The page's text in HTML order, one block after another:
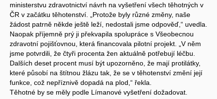
ministerstvu zdravotnictví návrh na vyšetření všech těhotných v
ČR v začátku těhotenství. „Protože byly různé změny, naše
žádost patrně někde ještě leží, nedostali jsme odpověď,“ uvedla.
Naopak příjemně prý ji překvapila spolupráce s Všeobecnou
zdravotní pojišťovnou, která financovala pilotní projekt. „V něm
jsme potvrdili, že čtyři procenta žen aktuálně potřebují léčbu.
Dalších deset procent musí být upozorněno, že mají protilátky,
které působí na štítnou žlázu tak, že se v těhotenství změní její
funkce, což nepříznivě dopadá na plod,“ řekla.
Těhotné by se měly podle Límanové vyšetření dožadovat.